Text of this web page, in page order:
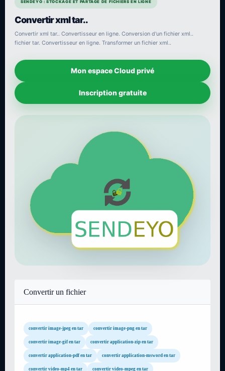
SENDEYO : STOCKAGE ET PARTAGE DE FICHIERS EN LIGNE
Convertir xml tar..
Convertir xml tar.. Convertisseur en ligne. Conversion d'un fichier xml..
fichier tar. Convertisseur en ligne. Transformer un fichier xml..
Mon espace Cloud privé
Inscription gratuite
Convertir un fichier
convertir image-jpeg en tar convertir image-png en tar
convertir image-gif en tar convertir application-zip en tar
convertir application-pdf en tar convertir application-msword en tar
convertir video-mp4 en tar convertir video-mpeg en tar